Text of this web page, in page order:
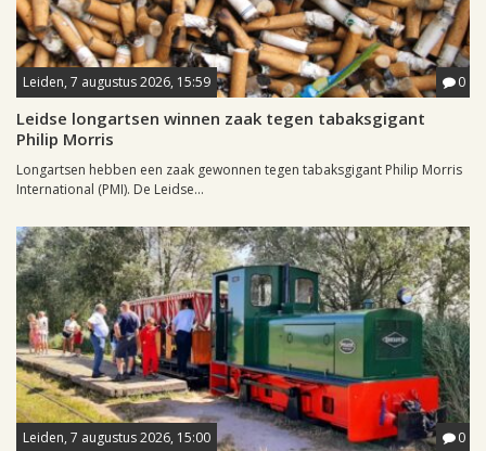
Leiden, 7 augustus 2026, 15:59 0
Leidse longartsen winnen zaak tegen tabaksgigant
Philip Morris
Longartsen hebben een zaak gewonnen tegen tabaksgigant Philip Morris
International (PMI). De Leidse...
Leiden, 7 augustus 2026, 15:00 0